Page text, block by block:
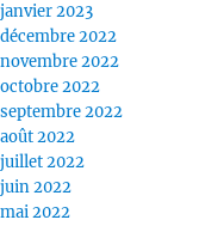
janvier 2023
décembre 2022
novembre 2022
octobre 2022
septembre 2022
août 2022
juillet 2022
juin 2022
mai 2022